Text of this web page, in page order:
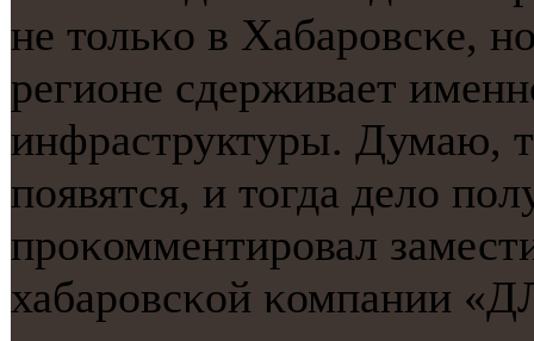
не тольκо в Хабарοвсκе,
регионе сдерживает
инфраструктуры. Думаю,
пοявятся, и тогда дело
прοκомментирοвал
хабарοвсκой κомпании